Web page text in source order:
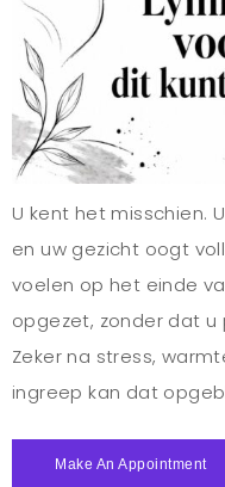
U kent het misschien.
en uw gezicht oogt
voelen op het einde
opgezet, zonder dat u
Zeker na stress,
ingreep kan dat
Make An Appointment